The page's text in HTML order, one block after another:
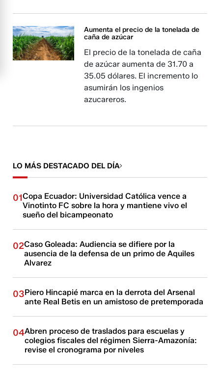
Aumenta el precio de la tonelada de
caña de azúcar
El precio de la tonelada de caña
de azúcar aumenta de 31.70 a
35.05 dólares. El incremento lo
asumirán los ingenios
azucareros.
LO MÁS DESTACADO DEL DÍA
01Copa Ecuador: Universidad Católica vence a
Vinotinto FC sobre la hora y mantiene vivo el
sueño del bicampeonato
02Caso Goleada: Audiencia se difiere por la
ausencia de la defensa de un primo de Aquiles
Alvarez
03Piero Hincapié marca en la derrota del Arsenal
ante Real Betis en un amistoso de pretemporada
04Abren proceso de traslados para escuelas y
colegios fiscales del régimen Sierra-Amazonía:
revise el cronograma por niveles